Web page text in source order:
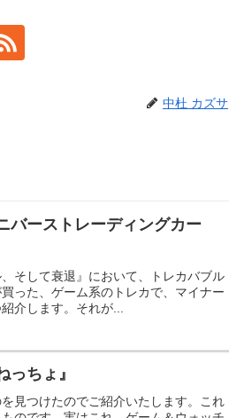
中杜 カズサ
バーストレーディングカー
そして衰退』において、トレカバブル
った、ゲーム系のトレカで、マイナー
介します。それが...
ちょ』
見つけたのでご紹介いたします。これ